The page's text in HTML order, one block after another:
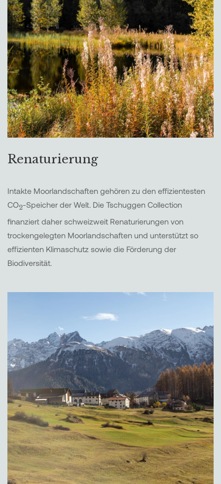
Renaturierung
Intakte Moorlandschaften gehören zu den effizientesten
CO2-Speicher der Welt. Die Tschuggen Collection
finanziert daher schweizweit Renaturierungen von
trockengelegten Moorlandschaften und unterstützt so
effizienten Klimaschutz sowie die Förderung der
Biodiversität.